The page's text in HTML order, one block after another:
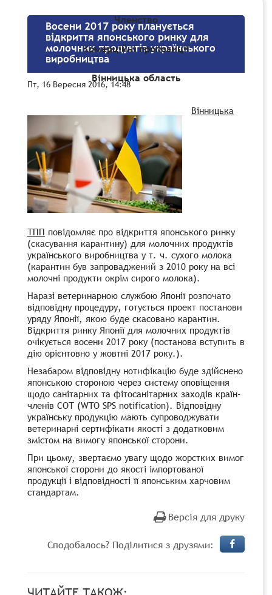
Членство
Комерційні пропозиції
Вінницька область
Восени 2017 року планується
відкриття японського ринку для
молочних продуктів українського
виробництва
Пт, 16 Вересня 2016, 14:48
Вінницька
ТПП повідомляє про відкриття японського ринку
(скасування карантину) для молочних продуктів
українського виробництва у т. ч. сухого молока
(карантин був запроваджений з 2010 року на всі
молочні продукти окрім сирого молока).
Наразі ветеринарною службою Японії розпочато
відповідну процедуру, готується проект постанови
уряду Японії, якою буде скасовано карантин.
Відкриття ринку Японії для молочних продуктів
очікується восени 2017 року (постанова вступить в
дію орієнтовно у жовтні 2017 року.).
Незабаром відповідну нотифікацію буде здійснено
японською стороною через систему оповіщення
щодо санітарних та фітосанітарних заходів країн-
членів СОТ (WTO SPS notification). Відповідну
українську продукцію мають супроводжувати
ветеринарні сертифікати якості з додатковим
змістом на вимогу японської сторони.
При цьому, звертаємо увагу щодо жорстких вимог
японської сторони до якості імпортованої
продукції і відповідності її японським харчовим
стандартам.
Версія для друку
Сподобалось? Поділитися з друзями: